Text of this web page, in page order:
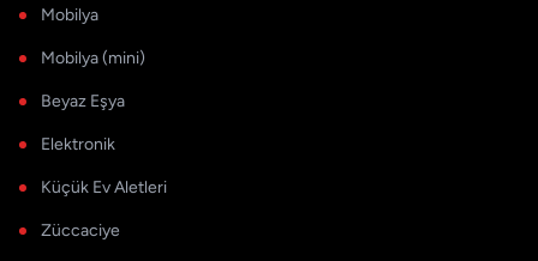
Mobilya
Mobilya (mini)
Beyaz Eşya
Elektronik
Küçük Ev Aletleri
Züccaciye